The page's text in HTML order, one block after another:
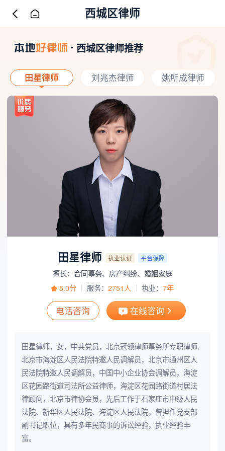
西城区律师
西城区律师推荐
田星律师 刘兆杰律师 姚所成律师
田星律师 执业认证 平台保障
擅长：合同事务、房产纠纷、婚姻家庭
5.0分
服务：2751人 执业：7年
电话咨询 在线咨询
田星律师，女，中共党员，北京冠领律师事务所专职律师,
北京市海淀区人民法院特邀人民调解员，北京市通州区人
民法院特邀人民调解员，中国中小企业协会调解员，海淀
区花园路街道司法所公益律师，海淀区花园路街道村居法
律顾问，北京市律协会员，先后工作于石家庄市中级人民
法院、新华区人民法院、海淀区人民法院，曾担任党支部
副书记职位，具有多年民商事的诉讼经验，执业经验丰
富。